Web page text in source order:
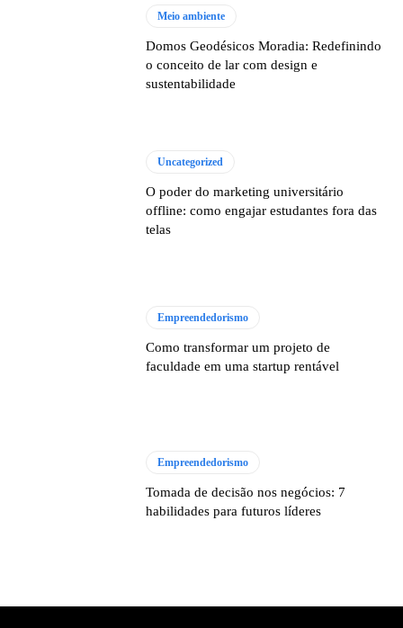
Meio ambiente
Domos Geodésicos Moradia: Redefinindo
o conceito de lar com design e
sustentabilidade
Uncategorized
O poder do marketing universitário
offline: como engajar estudantes fora das
telas
Empreendedorismo
Como transformar um projeto de
faculdade em uma startup rentável
Empreendedorismo
Tomada de decisão nos negócios: 7
habilidades para futuros líderes